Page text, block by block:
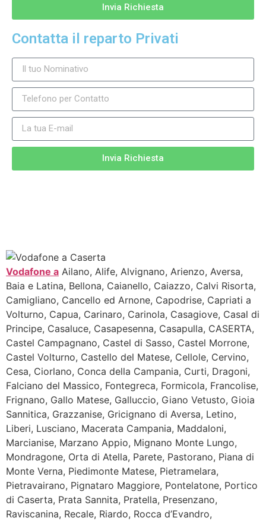
Invia Richiesta
Contatta il reparto Privati
Invia Richiesta
Vodafone a Ailano, Alife, Alvignano, Arienzo, Aversa,
Baia e Latina, Bellona, Caianello, Caiazzo, Calvi Risorta,
Camigliano, Cancello ed Arnone, Capodrise, Capriati a
Volturno, Capua, Carinaro, Carinola, Casagiove, Casal di
Principe, Casaluce, Casapesenna, Casapulla, CASERTA,
Castel Campagnano, Castel di Sasso, Castel Morrone,
Castel Volturno, Castello del Matese, Cellole, Cervino,
Cesa, Ciorlano, Conca della Campania, Curti, Dragoni,
Falciano del Massico, Fontegreca, Formicola, Francolise,
Frignano, Gallo Matese, Galluccio, Giano Vetusto, Gioia
Sannitica, Grazzanise, Gricignano di Aversa, Letino,
Liberi, Lusciano, Macerata Campania, Maddaloni,
Marcianise, Marzano Appio, Mignano Monte Lungo,
Mondragone, Orta di Atella, Parete, Pastorano, Piana di
Monte Verna, Piedimonte Matese, Pietramelara,
Pietravairano, Pignataro Maggiore, Pontelatone, Portico
di Caserta, Prata Sannita, Pratella, Presenzano,
Raviscanina, Recale, Riardo, Rocca d’Evandro,